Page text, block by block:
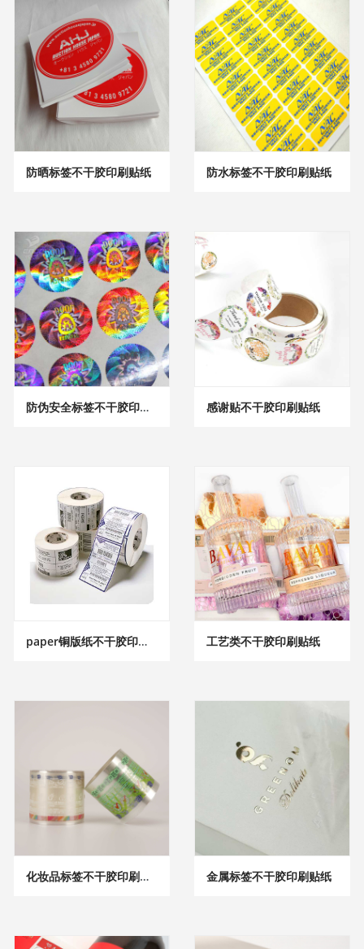
防晒标签不干胶印刷贴纸 防水标签不干胶印刷贴纸
防伪安全标签不干胶印刷贴纸 感谢贴不干胶印刷贴纸
paper铜版纸不干胶印刷贴纸 工艺类不干胶印刷贴纸
化妆品标签不干胶印刷贴纸 金属标签不干胶印刷贴纸